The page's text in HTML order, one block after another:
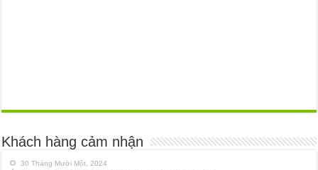
Khách hàng cảm nhận
30 Tháng Mười Một, 2024